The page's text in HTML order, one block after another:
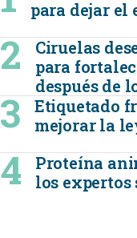
para dejar el
Ciruelas
para
después de
Etiquetado
mejorar la
Proteína
los expertos